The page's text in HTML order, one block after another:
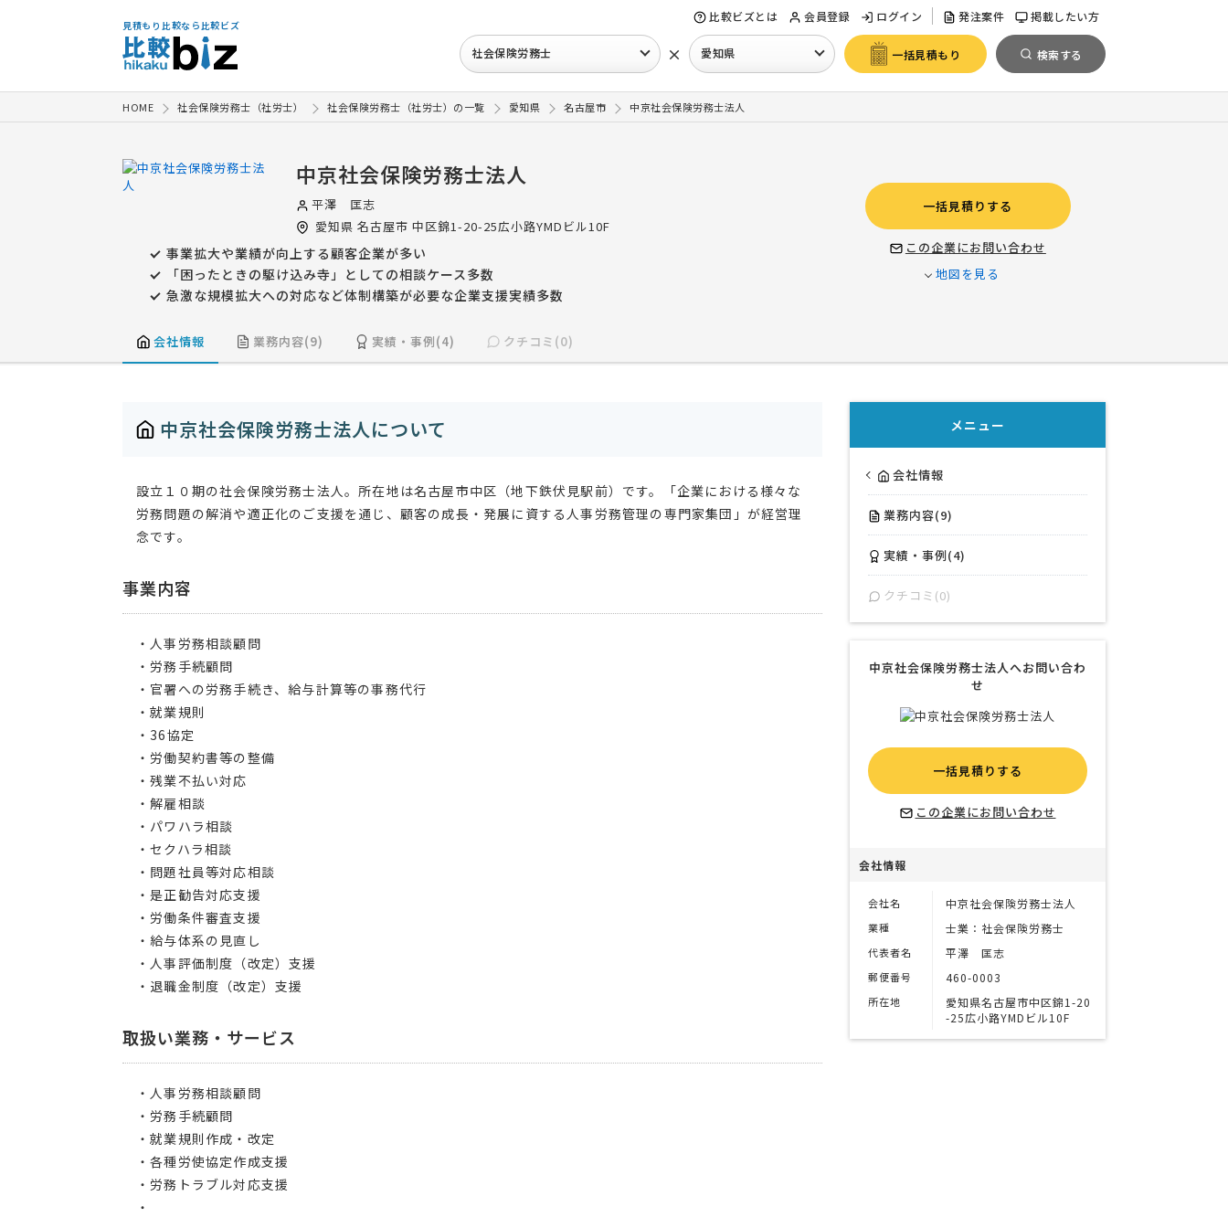
見積もり比較なら比較ビズ
比較ビズとは 会員登録 ログイン 発注案件 掲載したい方
社会保険労務士 × 愛知県 一括見積もり 検索する
HOME 社会保険労務士（社労士） 社会保険労務士（社労士）の一覧 愛知県 名古屋市 中京社会保険労務士法人
中京社会保険労務士法人
平澤 匡志
愛知県 名古屋市 中区錦1-20-25広小路YMDビル10F
事業拡大や業績が向上する顧客企業が多い
「困ったときの駆け込み寺」としての相談ケース多数
急激な規模拡大への対応など体制構築が必要な企業支援実績多数
一括見積りする
この企業にお問い合わせ
地図を見る
会社情報 業務内容(9) 実績・事例(4) クチコミ(0)
中京社会保険労務士法人について
設立１０期の社会保険労務士法人。所在地は名古屋市中区（地下鉄伏見駅前）です。「企業における様々な
労務問題の解消や適正化のご支援を通じ、顧客の成長・発展に資する人事労務管理の専門家集団」が経営理
念です。
事業内容
・人事労務相談顧問
・労務手続顧問
・官署への労務手続き、給与計算等の事務代行
・就業規則
・36協定
・労働契約書等の整備
・残業不払い対応
・解雇相談
・パワハラ相談
・セクハラ相談
・問題社員等対応相談
・是正勧告対応支援
・労働条件審査支援
・給与体系の見直し
・人事評価制度（改定）支援
・退職金制度（改定）支援
取扱い業務・サービス
・人事労務相談顧問
・労務手続顧問
・就業規則作成・改定
・各種労使協定作成支援
・労務トラブル対応支援
・
メニュー
会社情報
業務内容(9)
実績・事例(4)
クチコミ(0)
中京社会保険労務士法人へお問い合わ
せ
一括見積りする
この企業にお問い合わせ
会社情報
会社名 中京社会保険労務士法人
業種 士業：社会保険労務士
代表者名 平澤 匡志
郵便番号 460-0003
所在地
愛知県名古屋市中区錦1-20
-25広小路YMDビル10F